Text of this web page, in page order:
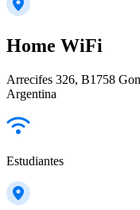
Home WiFi
Arrecifes 326, B1758
Argentina
Estudiantes